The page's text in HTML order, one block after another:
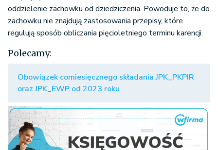
oddzielenie zachowku od dziedziczenia. Powoduje to, że do
zachowku nie znajdują zastosowania przepisy, które
regulują sposób obliczania pięcioletniego terminu karencji.
Polecamy:
Obowiązek comiesięcznego składania JPK_PKPIR
oraz JPK_EWP od 2023 roku